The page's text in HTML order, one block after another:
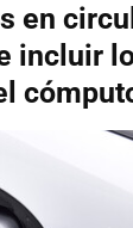
en
incluir